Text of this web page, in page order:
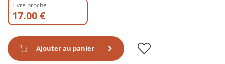
Livre broché
17.00 €
Ajouter au panier